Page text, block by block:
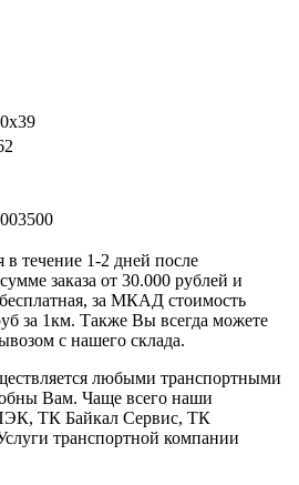
в течение 1-2 дней после
заказа от 30.000 рублей и
за МКАД стоимость
за 1км. Также Вы всегда можете
с нашего склада.
любыми транспортными
Вам. Чаще всего наши
ТК Байкал Сервис, ТК
транспортной компании